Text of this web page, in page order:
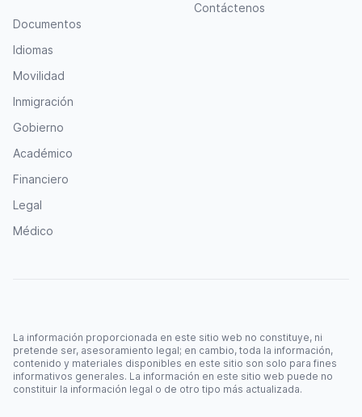
Documentos
Idiomas
Movilidad
Inmigración
Gobierno
Académico
Financiero
Legal
Médico
Contáctenos
La información proporcionada en este sitio web no constituye, ni
pretende ser, asesoramiento legal; en cambio, toda la información,
contenido y materiales disponibles en este sitio son solo para fines
informativos generales. La información en este sitio web puede no
constituir la información legal o de otro tipo más actualizada.